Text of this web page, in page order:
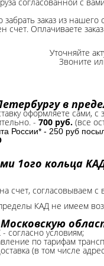
заказ из нашего
счет. Оплачиваете
Уточняйте
Звоните
в
оформляете сами,
- 700 руб. (все
России* - 250 руб
1ого кольца
счет, согласовываем с
КАД не имеем
согласно условиям;
по тарифам
(в том числе